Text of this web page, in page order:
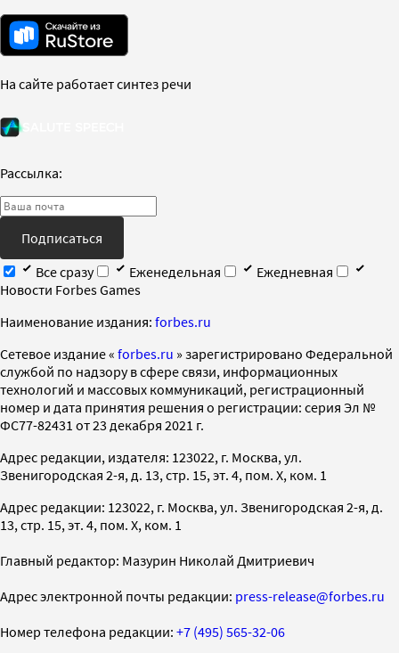
На сайте работает синтез речи
Рассылка:
Подписаться
Все сразу
Еженедельная
Ежедневная
Новости Forbes Games
Наименование издания: forbes.ru
Cетевое издание « forbes.ru » зарегистрировано Федеральной
службой по надзору в сфере связи, информационных
технологий и массовых коммуникаций, регистрационный
номер и дата принятия решения о регистрации: серия Эл №
ФС77-82431 от 23 декабря 2021 г.
Адрес редакции, издателя: 123022, г. Москва, ул.
Звенигородская 2-я, д. 13, стр. 15, эт. 4, пом. X, ком. 1
Адрес редакции: 123022, г. Москва, ул. Звенигородская 2-я, д.
13, стр. 15, эт. 4, пом. X, ком. 1
Главный редактор: Мазурин Николай Дмитриевич
Адрес электронной почты редакции: press-release@forbes.ru
Номер телефона редакции: +7 (495) 565-32-06